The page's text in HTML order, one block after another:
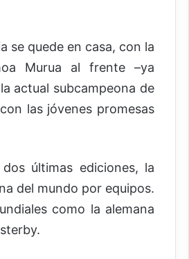
se quede en casa, con la
Murua al frente –ya
actual subcampeona de
las jóvenes promesas
últimas ediciones, la
del mundo por equipos.
como la alemana